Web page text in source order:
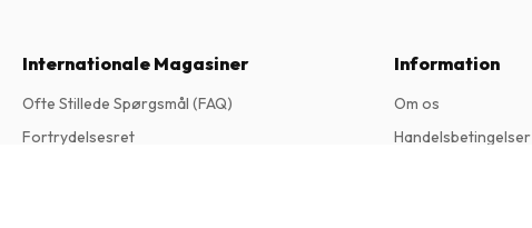
Internationale Magasiner
Ofte Stillede Spørgsmål (FAQ)
Fortrydelsesret
Information
Om os
Handelsbetingelser